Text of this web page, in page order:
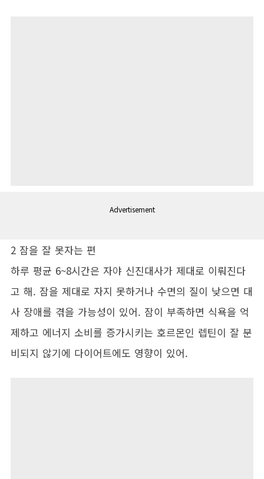
Advertisement
2 잠을 잘 못자는 편
하루 평균 6~8시간은 자야 신진대사가 제대로 이뤄진다
고 해. 잠을 제대로 자지 못하거나 수면의 질이 낮으면 대
사 장애를 겪을 가능성이 있어. 잠이 부족하면 식욕을 억
제하고 에너지 소비를 증가시키는 호르몬인 렙틴이 잘 분
비되지 않기에 다이어트에도 영향이 있어.